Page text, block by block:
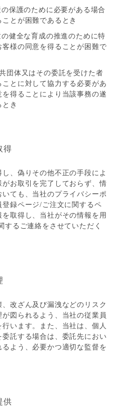
保護のために必要がある場合
とが困難であるとき
健全な育成の推進のために特
様の同意を得ることが困難で
団体又はその委託を受けた者
とに対して協力する必要があ
得ることにより当該事務の遂
き
得
、偽りその他不正の手段によ
お取引を完了しておらず、情
ても、当社のプライバシーポ
録ページ/ご注文に関するペ
取得し、当社がその情報を用
するご連絡をさせていただく
改ざん及び漏洩などのリスク
図られるよう、当社の従業員
います。また、当社は、個人
託する場合は、委託先におい
よう、必要かつ適切な監督を
供